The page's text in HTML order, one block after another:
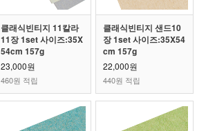
클래식빈티지 11칼라
11장 1set 사이즈:35X
54cm 157g
23,000원
460원 적립
클래식빈티지 샌드10
장 1set 사이즈:35X54
cm 157g
22,000원
440원 적립